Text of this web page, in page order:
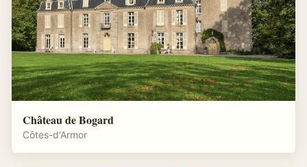
Château de Bogard
Côtes-d'Armor